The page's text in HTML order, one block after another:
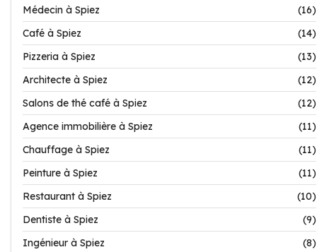
Médecin à Spiez
(16)
Café à Spiez
(14)
Pizzeria à Spiez
(13)
Architecte à Spiez
(12)
Salons de thé café à Spiez
(12)
Agence immobilière à Spiez
(11)
Chauffage à Spiez
(11)
Peinture à Spiez
(11)
Restaurant à Spiez
(10)
Dentiste à Spiez
(9)
Ingénieur à Spiez
(8)